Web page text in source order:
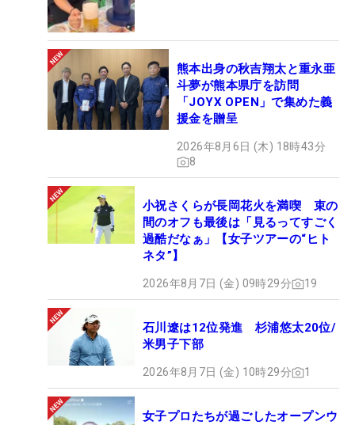
熊本出身の秋吉翔太と重永亜
斗夢が熊本県庁を訪問
「JOYX OPEN」で集めた義
援金を贈呈
2026年8月6日 (木) 18時43分
8
小祝さくらが長岡花火を満喫 束の
間のオフも最後は「見るってすごく
過酷だなぁ」【女子ツアーの“ヒト
ネタ”】
2026年8月7日 (金) 09時29分 19
石川遼は12位発進 杉浦悠太20位/
米男子下部
2026年8月7日 (金) 10時29分 1
女子プロたちが過ごしたオープンウ